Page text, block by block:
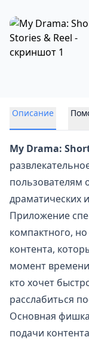
Описание
My Drama:
пользователям
драматических
Приложение
компактного,
контента,
момент
кто хочет
расслабиться
Основная
подачи